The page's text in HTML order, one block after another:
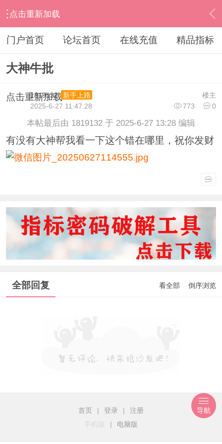
点击重新加载
› 通达信指标公式 › 无偿编写求助 › 内容
门户首页 论坛首页 在线充值 精品指标
大神牛批
点击重新加载 楼主
1819132
新手上路
773
0
2025-6-27 11:47:28
本帖最后由 1819132 于 2025-6-27 13:28 编辑
有没有大神帮我看一下这个错在哪里，祝你发财
全部回复 看全部 倒序浏览
首页 | 登录 |
注册
手机版
| 电脑版
导航